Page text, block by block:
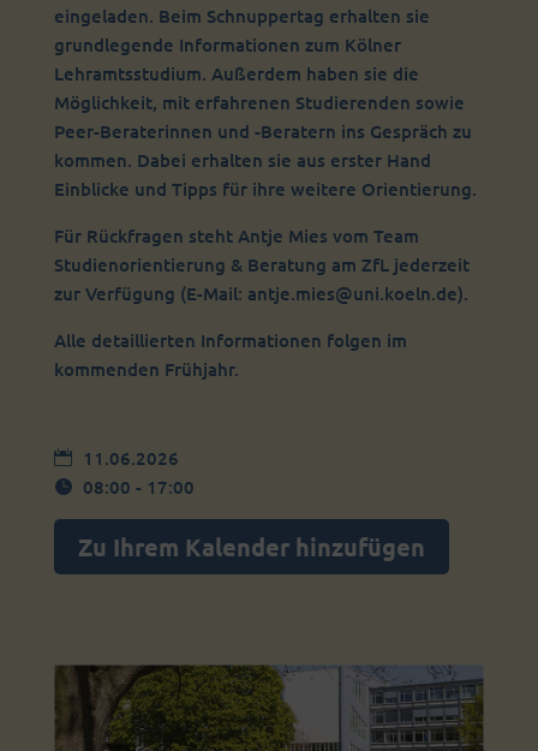
eingeladen. Beim Schnuppertag erhalten sie
grundlegende Informationen zum Kölner
Lehramtsstudium. Außerdem haben sie die
Möglichkeit, mit erfahrenen Studierenden sowie
Peer-Beraterinnen und -Beratern ins Gespräch zu
kommen. Dabei erhalten sie aus erster Hand
Einblicke und Tipps für ihre weitere Orientierung.
Für Rückfragen steht Antje Mies vom Team
Studienorientierung & Beratung am ZfL jederzeit
zur Verfügung (E-Mail: antje.mies@uni.koeln.de).
Alle detaillierten Informationen folgen im
kommenden Frühjahr.
11.06.2026
08:00 - 17:00
Zu Ihrem Kalender hinzufügen